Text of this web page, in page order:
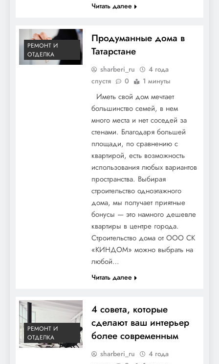
Читать далее
РЕМОНТ И
ОТДЕЛКА
Продуманные дома в
Татарстане
sharberi_ru
4 года
спустя
0 1 минуты
Иметь свой дом мечтает
большинство семей, в нем
много места и нет соседей за
стенами. Благодаря большей
площади, по сравнению с
квартирой, есть возможность
использования любых вариантов
пространства. Выбирая
строительство одноэтажного
дома, мы получает приятные
бонусы — это намного дешевле
квартиры в центре города.
Строительство дома от ООО СК
«КИНДОМ» можно выбрать на
любой…
Читать далее
РЕМОНТ И
ОТДЕЛКА
4 совета, которые
сделают ваш интерьер
более современным
sharberi_ru
4 года